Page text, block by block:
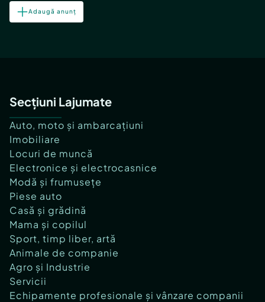
Adaugă anunț
Secțiuni Lajumate
Auto, moto și ambarcațiuni
Imobiliare
Locuri de muncă
Electronice și electrocasnice
Modă și frumusețe
Piese auto
Casă și grădină
Mama și copilul
Sport, timp liber, artă
Animale de companie
Agro și Industrie
Servicii
Echipamente profesionale și vânzare companii